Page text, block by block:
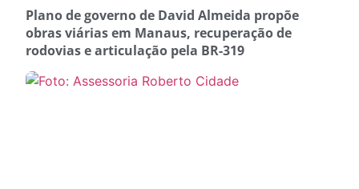
Plano de governo de David Almeida propõe
obras viárias em Manaus, recuperação de
rodovias e articulação pela BR-319